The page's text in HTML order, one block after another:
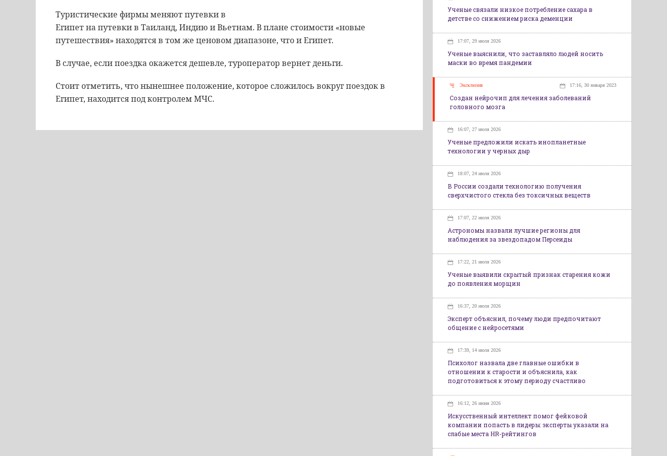
Туристические фирмы меняют путевки в
Египет на путевки в Таиланд, Индию и Вьетнам. В плане стоимости «новые
путешествия» находятся в том же ценовом диапазоне, что и Египет.
В случае, если поездка окажется дешевле, туроператор вернет деньги.
Стоит отметить, что нынешнее положение, которое сложилось вокруг поездок в
Египет, находится под контролем МЧС.
Ученые связали низкое потребление сахара в
детстве со снижением риска деменции
17:07, 29 июля 2026
Ученые выяснили, что заставляло людей носить
маски во время пандемии
Эксклюзив 17:16, 30 января 2023
Создан нейрочип для лечения заболеваний
головного мозга
16:07, 27 июля 2026
Ученые предложили искать инопланетные
технологии у черных дыр
18:07, 24 июля 2026
В России создали технологию получения
сверхчистого стекла без токсичных веществ
17:07, 22 июля 2026
Астрономы назвали лучшие регионы для
наблюдения за звездопадом Персеиды
17:22, 21 июля 2026
Ученые выявили скрытый признак старения кожи
до появления морщин
16:37, 20 июля 2026
Эксперт объяснил, почему люди предпочитают
общение с нейросетями
17:39, 14 июля 2026
Психолог назвала две главные ошибки в
отношении к старости и объяснила, как
подготовиться к этому периоду счастливо
16:12, 26 июня 2026
Искусственный интеллект помог фейковой
компании попасть в лидеры: эксперты указали на
слабые места HR-рейтингов